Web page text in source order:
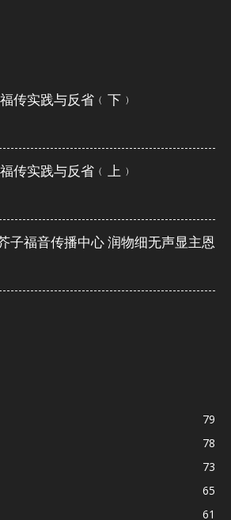
传实践与反省﹙下﹚
传实践与反省﹙上﹚
子福音传播中心 润物细无声显主恩
79
78
73
65
61